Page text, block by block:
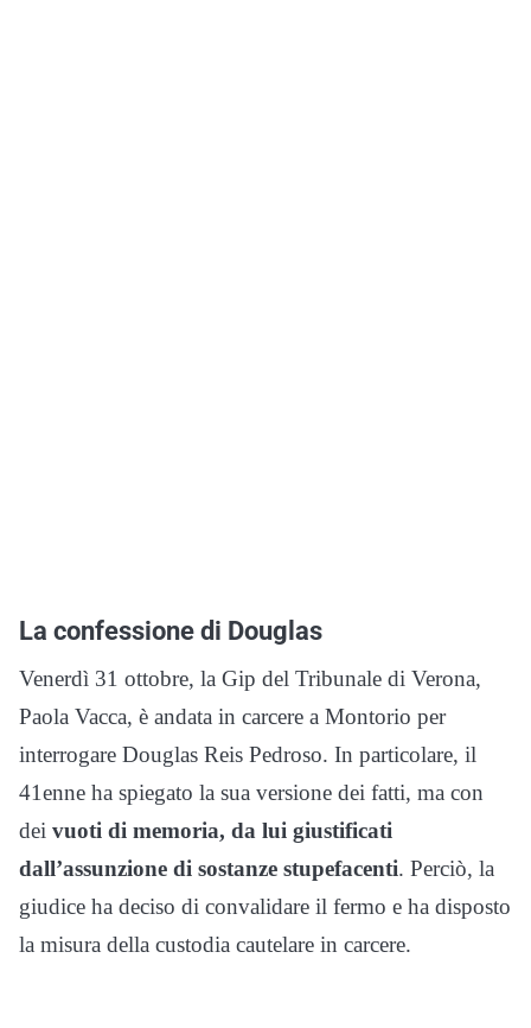
La confessione di Douglas
Venerdì 31 ottobre, la Gip del Tribunale di Verona,
Paola Vacca, è andata in carcere a Montorio per
interrogare Douglas Reis Pedroso. In particolare, il
41enne ha spiegato la sua versione dei fatti, ma con
dei vuoti di memoria, da lui giustificati
dall’assunzione di sostanze stupefacenti. Perciò, la
giudice ha deciso di convalidare il fermo e ha disposto
la misura della custodia cautelare in carcere.